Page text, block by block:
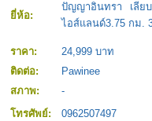
ยี่ห้อ:
ปัญญาอินทรา เลีย
ไอส์แลนด์3.75 กม.
ราคา: 24,999 บาท
ติดต่อ:
Pawinee
สภาพ:
-
โทรศัพย์:
0962507497